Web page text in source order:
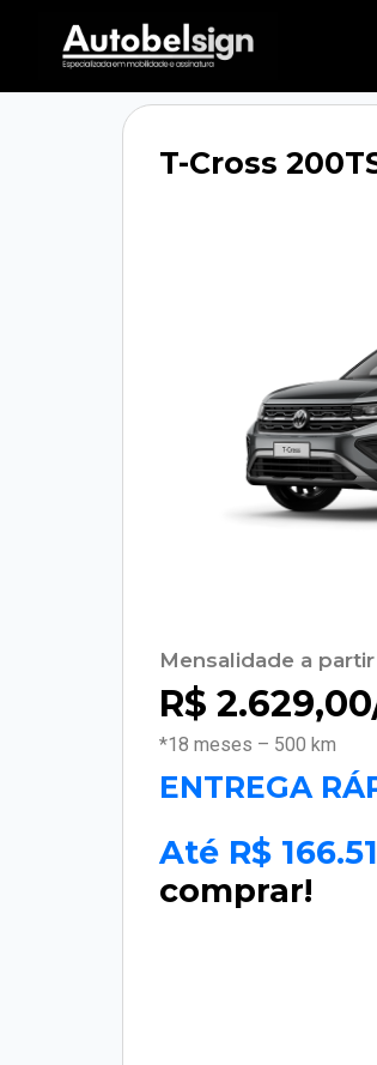
T-Cross
Mensalidade a
R$ 2.629,00
*18 meses – 500 km
ENTREGA
Até R$
comprar!